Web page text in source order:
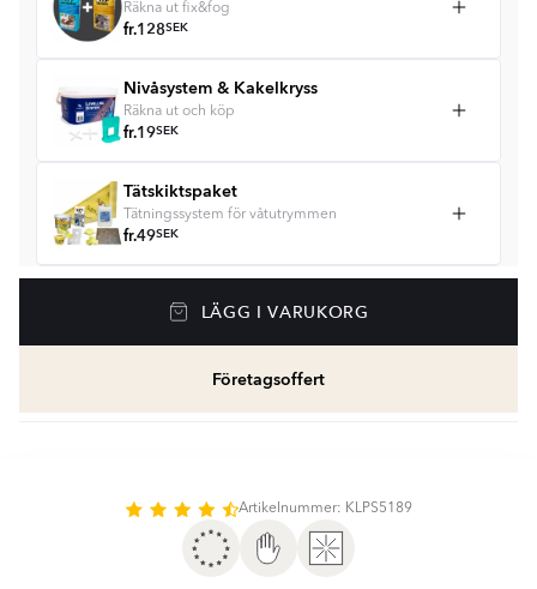
Räkna ut fix&fog
fr.128SEK
Nivåsystem & Kakelkryss
Räkna ut och köp
fr.19SEK
Tätskiktspaket
Tätningssystem för våtutrymmen
fr.49SEK
Se färger och beräkna rätt mängd våtrumssilikon
Rengöring & Underhåll
Kakellist
LÄGG I VARUKORG
Företagsoffert
Artikelnummer: KLPS5189